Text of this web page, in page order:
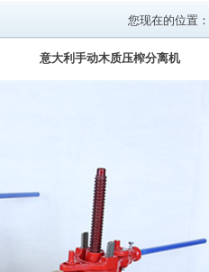
您现在的位置：
意大利手动木质压榨分离机